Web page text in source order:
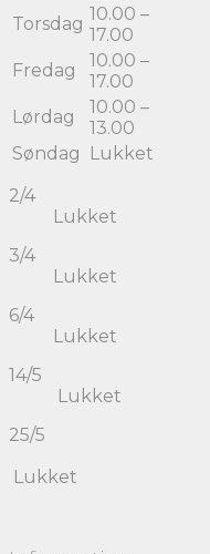
Torsdag 10.00 –
17.00
Fredag
10.00 –
17.00
Lørdag
10.00 –
13.00
Søndag
Lukket
2/4
Lukket
3/4
Lukket
6/4
Lukket
14/5
Lukket
25/5
Lukket